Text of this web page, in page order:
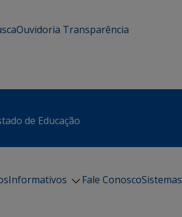
Ouvidoria Transparência
de Educação
Informativos Fale ConoscoSistemas